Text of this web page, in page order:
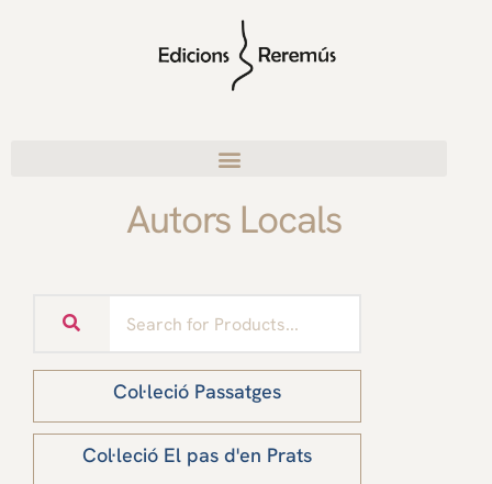
Autors Locals
Col·leció Passatges
Col·leció El pas d'en Prats